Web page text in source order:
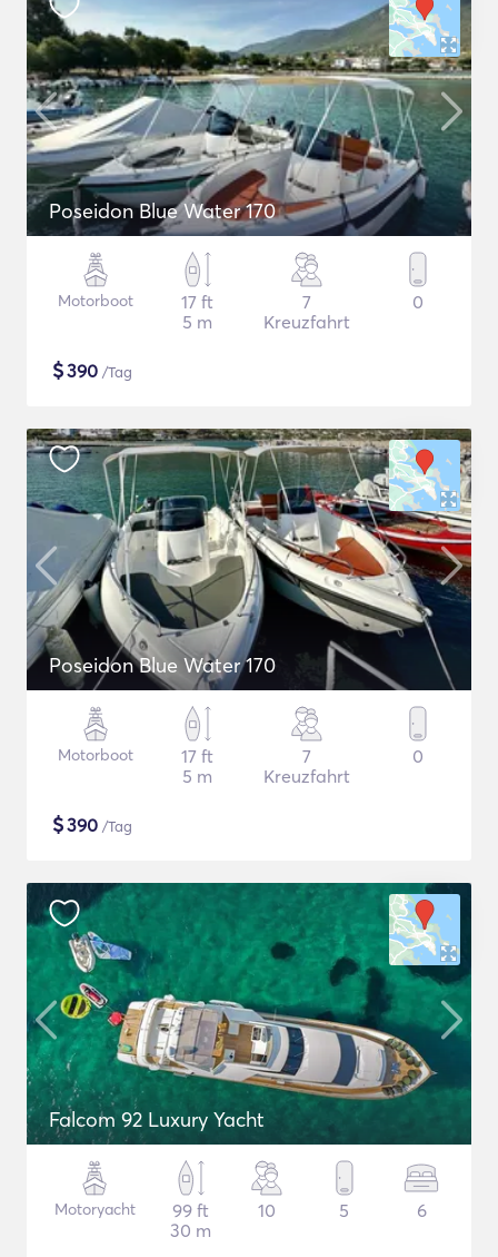
Poseidon Blue Water 170
Motorboot
17 ft
5 m
7
Kreuzfahrt
0
$390 /Tag
Poseidon Blue Water 170
Motorboot
17 ft
5 m
7
Kreuzfahrt
0
$390 /Tag
Falcom 92 Luxury Yacht
Motoryacht
99 ft
30 m
10 5 6